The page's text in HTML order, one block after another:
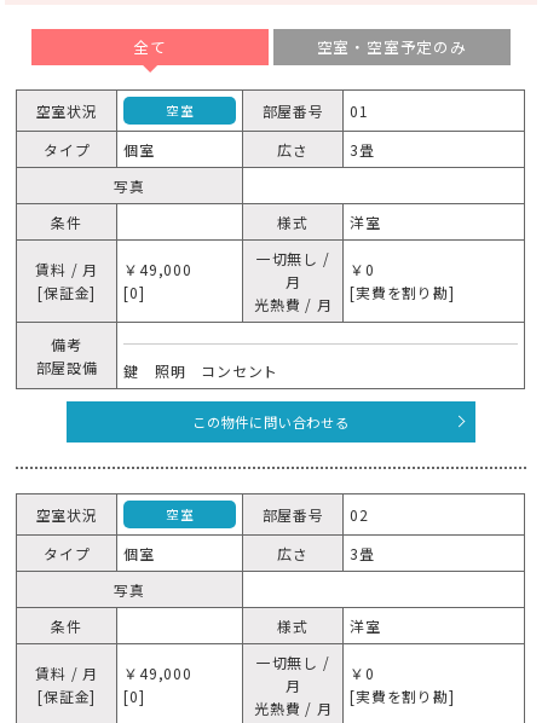
全て 空室・空室予定のみ
空室状況 空室 部屋番号
01
タイプ
個室 広さ
3畳
写真
条件
様式 洋室
賃料 / 月
[保証金]
￥49,000
[0]
一切無し /
月
光熱費 / 月
￥0
[実費を割り勘]
備考
部屋設備
鍵 照明 コンセント
この物件に問い合わせる
空室状況 空室 部屋番号
02
タイプ
個室 広さ
3畳
写真
条件
様式 洋室
賃料 / 月
[保証金]
￥49,000
[0]
一切無し /
月
光熱費 / 月
￥0
[実費を割り勘]